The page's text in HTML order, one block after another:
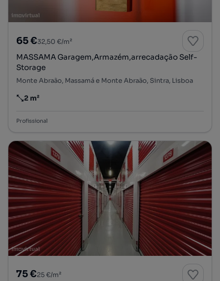
65 €32,50 €/m²
MASSAMA Garagem,Armazém,arrecadação Self-
Storage
Monte Abraão, Massamá e Monte Abraão, Sintra, Lisboa
Preço por metro quadrado
2 m²
Profissional
75 €25 €/m²